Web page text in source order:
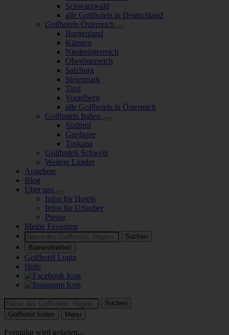
Schwarzwald
alle Golfhotels in Deutschland
Golfhotels Österreich
Burgenland
Kärnten
Niederösterreich
Oberösterreich
Salzburg
Steiermark
Tirol
Vorarlberg
alle Golfhotels in Österreich
Golfhotels Italien
Südtirol
Gardasee
Toskana
Golfhotels Schweiz
Weitere Länder
Angebote
Blog
Über uns
Infos für Hotels
Infos für Urlauber
Presse
Meine Favoriten
Suchen
Barrierefreiheit
Golfhotel Login
Hilfe
Suchen
Golfhotel finden
Menu
Formular wird geladen...